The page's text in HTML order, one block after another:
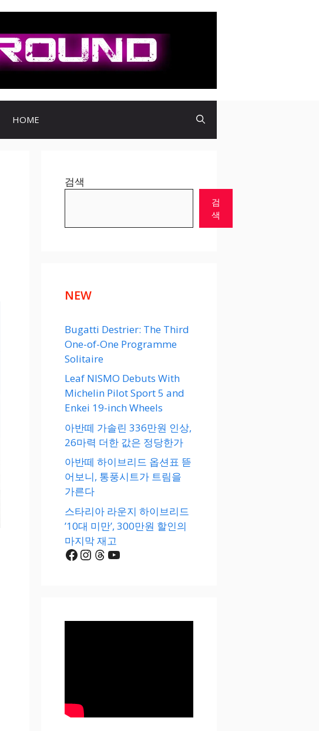
HOME
검색
검
색
NEW
Bugatti Destrier: The Third
One-of-One Programme
Solitaire
Leaf NISMO Debuts With
Michelin Pilot Sport 5 and
Enkei 19-inch Wheels
아반떼 가솔린 336만원 인상,
26마력 더한 값은 정당한가
아반떼 하이브리드 옵션표 뜯
어보니, 통풍시트가 트림을
가른다
스타리아 라운지 하이브리드
’10대 미만’, 300만원 할인의
마지막 재고
Facebook
Instagram
Threads
YouTube